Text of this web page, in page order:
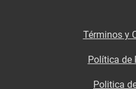
Términos y
Política de
Politica